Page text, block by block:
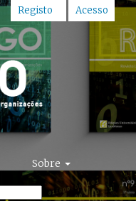
Sobre
Registo Acesso